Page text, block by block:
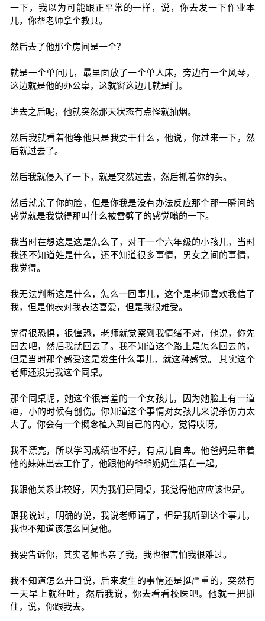
一下，我以为可能跟正平常的一样，说，你去发一下作业本
儿，你帮老师拿个教具。
然后去了他那个房间是一个？
就是一个单间儿，最里面放了一个单人床，旁边有一个风琴，
这边就是他的办公桌，这就窗这边儿就是门。
进去之后呢，他就突然那天状态有点怪就抽烟。
然后我就看着他等他只是我要干什么，他说，你过来一下，然
后就过去了。
然后我就侵入了一下，就是突然过去，然后抓着你的头。
然后就亲了你的脸，但是你我是没有办法反应那个那一瞬间的
感觉就是我觉得那叫什么被雷劈了的感觉嗡的一下。
我当时在想这是这是怎么了，对于一个六年级的小孩儿，当时
我还不知道姓是什么，还不知道很多事情，男女之间的事情，
我觉得。
我无法判断这是什么，怎么一回事儿，这个是老师喜欢我信了
我，但是他表对我表达喜爱，但是我很难受。
觉得很恐惧，很惶恐，老师就觉察到我情绪不对，他说，你先
回去吧，然后我就回去了。我不知道这个路上是怎么回去的，
但是当时那个感受这是发生什么事儿，就这种感觉。 其实这个
老师还没完我这个同桌。
那个同桌呢，她这个很害羞的一个女孩儿，因为她脸上有一道
疤，小的时候有创伤。你知道这个事情对女孩儿来说杀伤力太
大了。你会有一个概念植入到自己的内心，觉得哎呀。
我不漂亮，所以学习成绩也不好，有点儿自卑。他爸妈是带着
他的妹妹出去工作了，他跟他的爷爷奶奶生活在一起。
我跟他关系比较好，因为我们是同桌，我觉得他应应该也是。
跟我说过，明确的说，我说老师请了，但是我听到这个事儿，
我也不知道该怎么回复他。
我要告诉你，其实老师也亲了我，我也很害怕我很难过。
我不知道怎么开口说，后来发生的事情还是挺严重的，突然有
一天早上就狂吐，然后我说，你去看看校医吧。他就一把抓
住，说，你跟我去。